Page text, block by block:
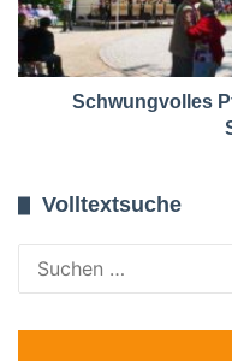
Schwungvolles
Volltextsuche